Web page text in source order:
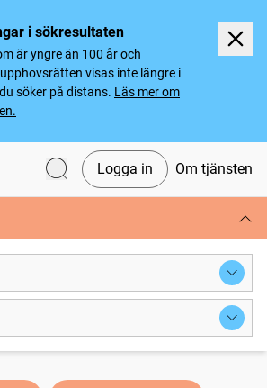
i sökresultaten
är yngre än 100 år och
visas inte längre i
söker på distans. Läs mer om
Logga in Om tjänsten